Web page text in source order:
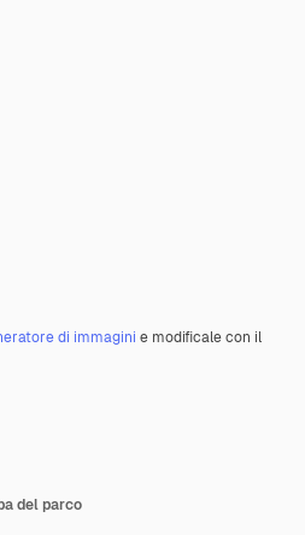
di immagini e modificale con il
del parco